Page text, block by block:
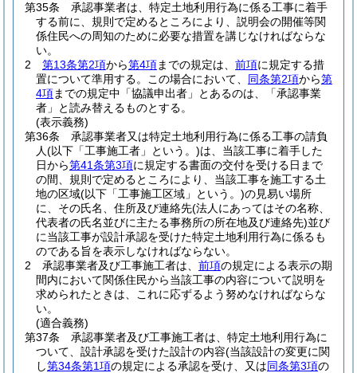
第35条
承認事業者は、特定土地利用行為に係る工事に着手
する前に、規則で定めるところにより、説明会の開催等関
係住民への周知のために必要な措置を講じなければならな
い。
2
第13条第2項から第4項までの規定は、 前項に規定する措
置について準用する。
この場合において、 同条第2項から第
4項までの規定中「協議申出者」とあるのは、「承認事業
者」と読み替えるものとする。
(表示義務)
第36条
承認事業者又は特定土地利用行為に係る工事の請負
人(以下「工事施工者」という。)は、当該工事に着手した
日から第41条第3項に規定する書面の交付を受ける日まで
の間、規則で定めるところにより、当該工事を施工する土
地の区域(以下「工事施工区域」という。)の見易い場所
に、その氏名、住所及び連絡先(法人にあってはその名称、
代表者の氏名並びに主たる事務所の所在地及び連絡先)並び
に当該工事が設計承認を受けた特定土地利用行為に係るも
のである旨を表示しなければならない。
2
承認事業者及び工事施工者は、 前項の規定による表示の期
間内において関係住民から当該工事の内容について説明を
求められたときは、これに応ずるよう努めなければならな
い。
(適合義務)
第37条
承認事業者及び工事施工者は、特定土地利用行為に
ついて、設計承認を受けた設計の内容(当該設計の変更に関
し第34条第1項の規定による承認を受け、又は同条第3項の